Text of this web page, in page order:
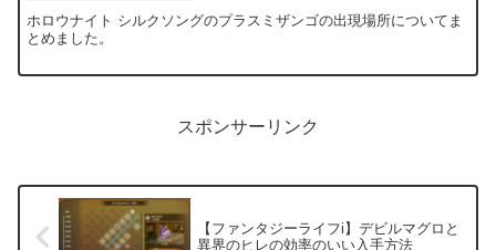
ホロウナイト シルクソングのプラスミザンゴの出現場所についてま
とめました。
スポンサーリンク
【ファンタジーライフi】デビルマグロと
異界のヒレの効率のいい入手方法